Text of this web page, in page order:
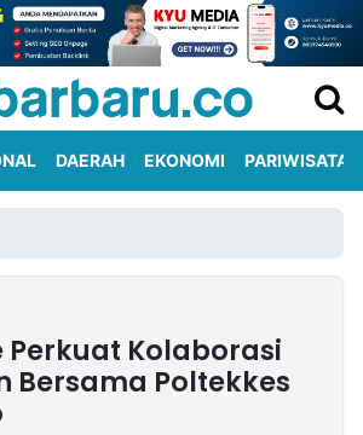
DAERAH EKONOMI PARIWISATA
Perkuat Kolaborasi
Bersama Poltekkes